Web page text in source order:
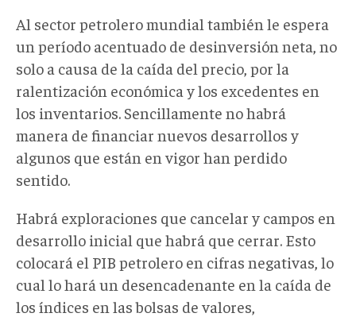
Al sector petrolero mundial también le espera
un período acentuado de desinversión neta, no
solo a causa de la caída del precio, por la
ralentización económica y los excedentes en
los inventarios. Sencillamente no habrá
manera de financiar nuevos desarrollos y
algunos que están en vigor han perdido
sentido.
Habrá exploraciones que cancelar y campos en
desarrollo inicial que habrá que cerrar. Esto
colocará el PIB petrolero en cifras negativas, lo
cual lo hará un desencadenante en la caída de
los índices en las bolsas de valores,